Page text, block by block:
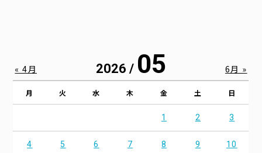
2026 / 05
月 火 水 木 金 土 日
1 2 3
4 5 6 7 8 9 10
« 4月 6月 »